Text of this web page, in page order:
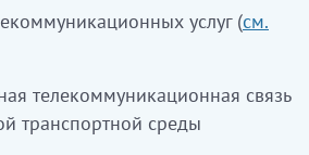
қызметтерді қайта сату
қараңыз)
ортасы арқылы сымсыз
байланыс
услуг (см.
телекоммуникационная связь
транспортной среды